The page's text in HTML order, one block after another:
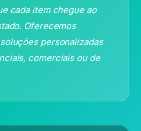
cada item chegue ao
Oferecemos
personalizadas
comerciais ou de